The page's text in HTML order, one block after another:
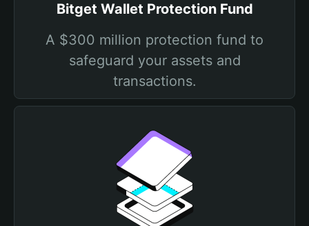
Bitget Wallet Protection Fund
A $300 million protection fund to
safeguard your assets and
transactions.